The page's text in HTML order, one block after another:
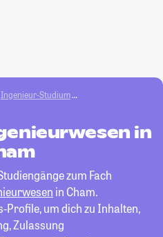
Ingenieur-Studium
in
zum Fach
in Cham.
Profile, um dich zu Inhalten,
Zulassung